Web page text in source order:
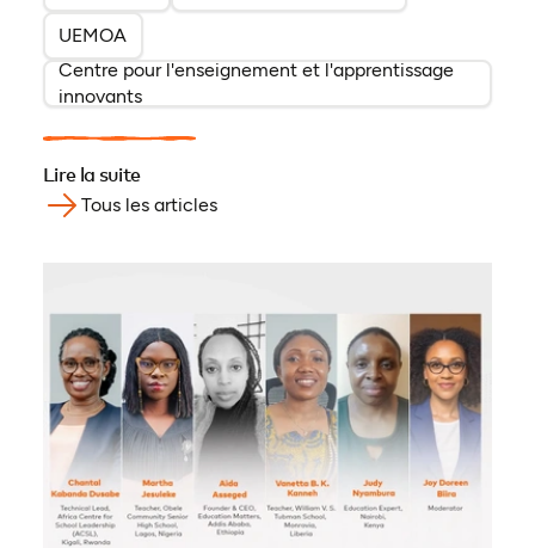
UEMOA
Centre pour l'enseignement et l'apprentissage
innovants
Lire la suite
Tous les articles